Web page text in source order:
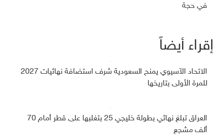
في حجة
إقراء أيضاً
الاتحاد الآسيوي يمنح السعودية شرف استضافة نهائيات 2027
للمرة الأولى بتاريخها
العراق تبلغ نهائي بطولة خليجي 25 بتغلبها على قطر أمام 70
ألف مشجع